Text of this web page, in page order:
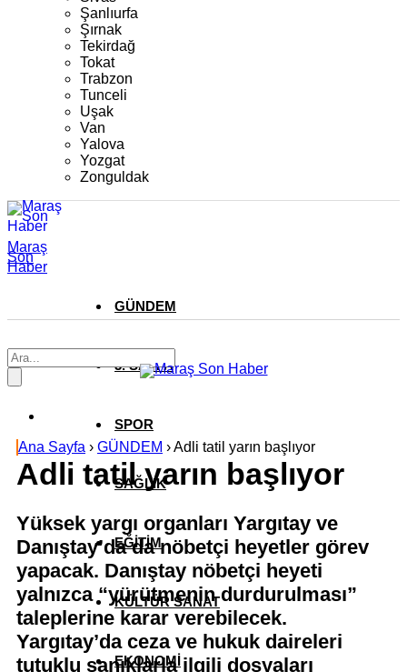
Şanlıurfa
Şırnak
Tekirdağ
Tokat
Trabzon
Tunceli
Uşak
Van
Yalova
Yozgat
Zonguldak
Maraş
Son
Haber
GÜNDEM
3. SAYFA
SPOR
SAĞLIK
EĞİTİM
KÜLTÜR SANAT
EKONOMİ
Ana Sayfa › GÜNDEM ›Adli tatil yarın başlıyor
Adli tatil yarın başlıyor
Yüksek yargı organları Yargıtay ve
Danıştay’da da nöbetçi heyetler görev
yapacak. Danıştay nöbetçi heyeti
yalnızca “yürütmenin durdurulması”
taleplerine karar verebilecek.
Yargıtay’da ceza ve hukuk daireleri
tutuklu sanıklarla ilgili dosyaları